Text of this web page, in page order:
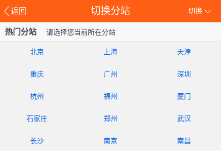
返回 切换
切换分站
热门分站 请选择您当前所在分站
北京 上海 天津
重庆 广州 深圳
杭州 福州 厦门
石家庄 郑州 武汉
长沙 南京 南昌